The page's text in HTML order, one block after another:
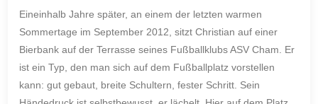
Eineinhalb Jahre später, an einem der letzten warmen
Sommertage im September 2012, sitzt Christian auf einer
Bierbank auf der Terrasse seines Fußballklubs ASV Cham. Er
ist ein Typ, den man sich auf dem Fußballplatz vorstellen
kann: gut gebaut, breite Schultern, fester Schritt. Sein